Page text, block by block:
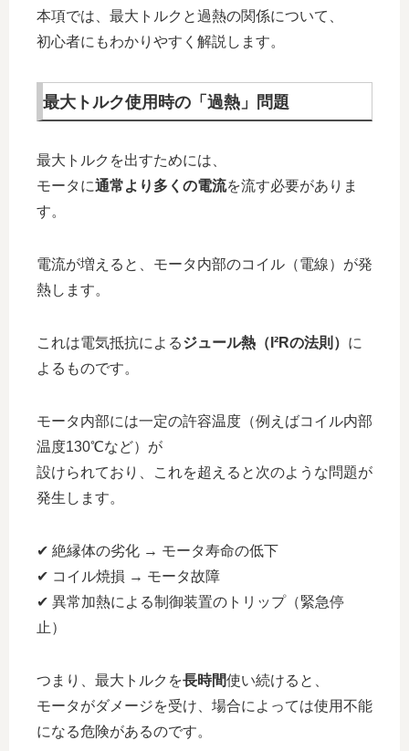
本項では、最大トルクと過熱の関係について、
初心者にもわかりやすく解説します。
最大トルク使用時の「過熱」問題
最大トルクを出すためには、
モータに通常より多くの電流を流す必要がありま
す。
電流が増えると、モータ内部のコイル（電線）が発
熱します。
これは電気抵抗によるジュール熱（I²Rの法則） に
よるものです。
モータ内部には一定の許容温度（例えばコイル内部
温度130℃など）が
設けられており、これを超えると次のような問題が
発生します。
✔ 絶縁体の劣化 → モータ寿命の低下
✔ コイル焼損 → モータ故障
✔ 異常加熱による制御装置のトリップ（緊急停
止）
つまり、最大トルクを長時間使い続けると、
モータがダメージを受け、場合によっては使用不能
になる危険があるのです。